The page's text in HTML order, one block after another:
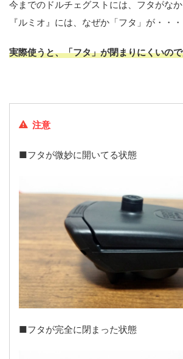
今までのドルチェグストには、フタがなか
『ルミオ』には、なぜか「フタ」が・・・
実際使うと、「フタ」が閉まりにくいの
注意
■フタが微妙に開いてる状態
■フタが完全に閉まった状態